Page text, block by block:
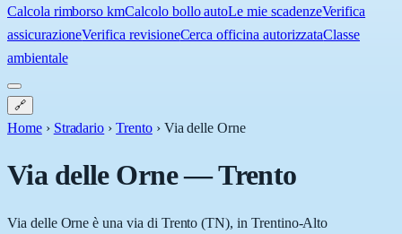
Calcola rimborso kmCalcolo bollo autoLe mie scadenzeVerifica
assicurazioneVerifica revisioneCerca officina autorizzataClasse
ambientale
🔗
Home › Stradario › Trento › Via delle Orne
Via delle Orne—Trento
Via delle Orne è una via di Trento (TN), in Trentino-Alto